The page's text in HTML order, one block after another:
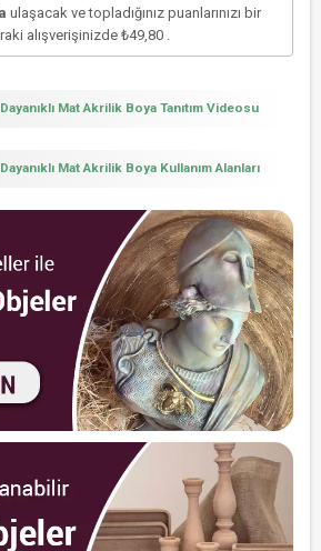
ulaşacak ve topladığınız puanlarınızı bir
alışverişinizde ₺49,80.
Mat Akrilik Boya Tanıtım Videosu
Mat Akrilik Boya Kullanım Alanları